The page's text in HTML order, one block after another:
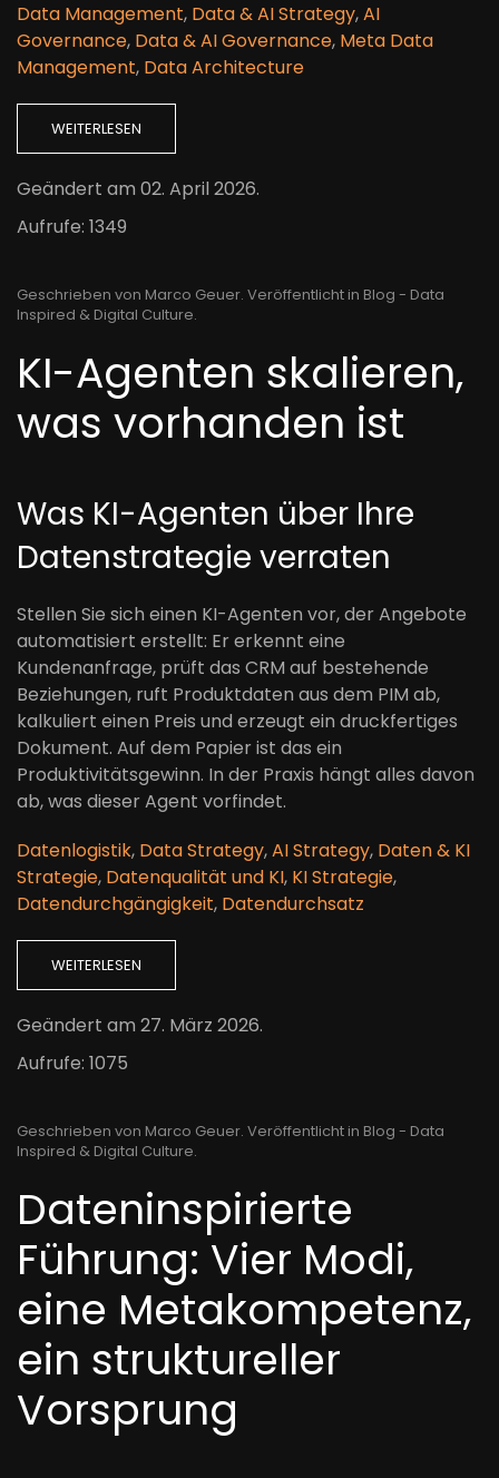
Data Management, Data & AI Strategy,AI
Governance, Data & AI Governance, Meta Data
Management, Data Architecture
WEITERLESEN
Geändert am 02. April 2026.
Aufrufe: 1349
Geschrieben von Marco Geuer. Veröffentlicht in Blog - Data
Inspired & Digital Culture.
KI-Agenten skalieren,
was vorhanden ist
Was KI-Agenten über Ihre
Datenstrategie verraten
Stellen Sie sich einen KI-Agenten vor, der Angebote
automatisiert erstellt: Er erkennt eine
Kundenanfrage, prüft das CRM auf bestehende
Beziehungen, ruft Produktdaten aus dem PIM ab,
kalkuliert einen Preis und erzeugt ein druckfertiges
Dokument. Auf dem Papier ist das ein
Produktivitätsgewinn. In der Praxis hängt alles davon
ab, was dieser Agent vorfindet.
Datenlogistik, Data Strategy,AI Strategy, Daten & KI
Strategie, Datenqualität und KI, KI Strategie,
Datendurchgängigkeit, Datendurchsatz
WEITERLESEN
Geändert am 27. März 2026.
Aufrufe: 1075
Geschrieben von Marco Geuer. Veröffentlicht in Blog - Data
Inspired & Digital Culture.
Dateninspirierte
Führung: Vier Modi,
eine Metakompetenz,
ein struktureller
Vorsprung